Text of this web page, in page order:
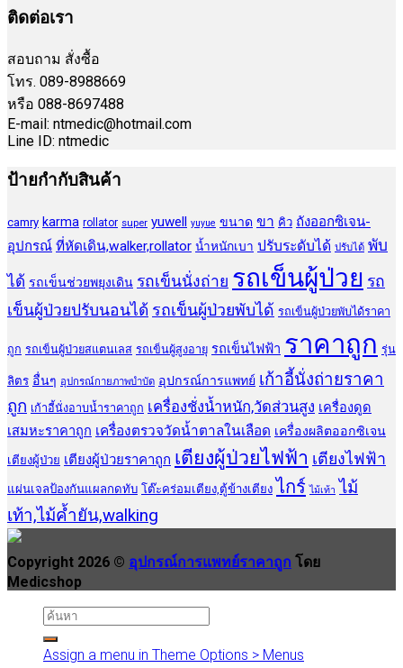
ติดต่อเรา
สอบถาม สั่งซื้อ
โทร. 089-8988669
หรือ 088-8697488
E-mail: ntmedic@hotmail.com
Line ID: ntmedic
ป้ายกำกับสินค้า
camry karma rollator super yuwell yuyue ขนาด ขา คิว ถังออกซิเจน-
อุปกรณ์ ที่หัดเดิน,walker,rollator น้ำหนักเบา ปรับระดับได้ ปรับได้ พับ
ได้ รถเข็นช่วยพยุงเดิน รถเข็นนั่งถ่าย รถเข็นผู้ป่วย รถ
เข็นผู้ป่วยปรับนอนได้ รถเข็นผู้ป่วยพับได้ รถเข็นผู้ป่วยพับได้ราคา
ถูก รถเข็นผู้ป่วยสแตนเลส รถเข็นผู้สูงอายุ รถเข็นไฟฟ้า ราคาถูก รุ่น
ลิตร อื่นๆ อุปกรณ์กายภาพบำบัด อุปกรณ์การแพทย์ เก้าอี้นั่งถ่ายราคา
ถูก เก้าอี้นั่งอาบน้ำราคาถูก เครื่องชั่งน้ำหนัก,วัดส่วนสูง เครื่องดูด
เสมหะราคาถูก เครื่องตรวจวัดน้ำตาลในเลือด เครื่องผลิตออกซิเจน
เตียงผู้ป่วย เตียงผู้ป่วยราคาถูก เตียงผู้ป่วยไฟฟ้า เตียงไฟฟ้า
แผ่นเจลป้องกันแผลกดทับ โต๊ะคร่อมเตียง,ตู้ข้างเตียง ไกร์ ไม้เท้า ไม้
เท้า,ไม้ค้ำยัน,walking
Copyright 2026 © อุปกรณ์การแพทย์ราคาถูก โดย
Medicshop
Assign a menu in Theme Options > Menus